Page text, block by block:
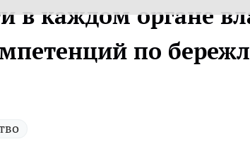
в каждом органе
по